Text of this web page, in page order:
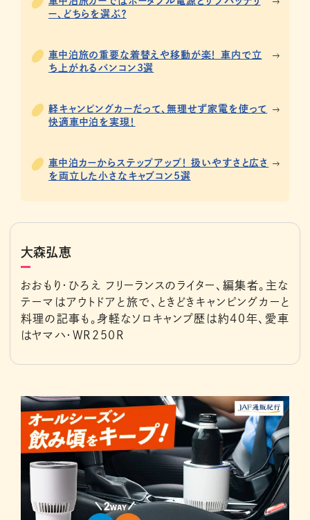
ー、どちらを選ぶ？
車中泊旅の重要な着替えや移動が楽！ 車内で立
ち上がれるバンコン3選
軽キャンピングカーだって、無理せず家電を使って
快適車中泊を実現！
車中泊カーからステップアップ！ 扱いやすさと広さ
を両立した小さなキャブコン5選
大森弘恵
おおもり・ひろえ フリーランスのライター、編集者。主な
テーマはアウトドアと旅で、ときどきキャンピングカーと
料理の記事も。身軽なソロキャンプ歴は約40年、愛車
はヤマハ・WR250R